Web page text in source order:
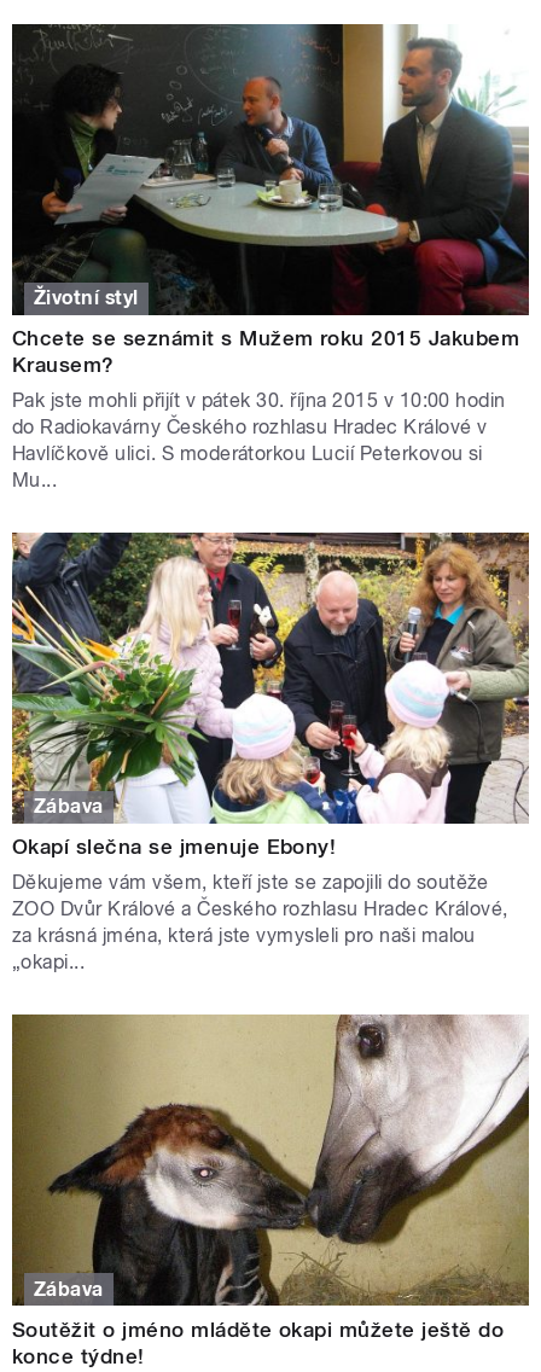
Životní styl
Chcete se seznámit s Mužem roku 2015 Jakubem
Krausem?
Pak jste mohli přijít v pátek 30. října 2015 v 10:00 hodin
do Radiokavárny Českého rozhlasu Hradec Králové v
Havlíčkově ulici. S moderátorkou Lucií Peterkovou si
Mu...
Zábava
Okapí slečna se jmenuje Ebony!
Děkujeme vám všem, kteří jste se zapojili do soutěže
ZOO Dvůr Králové a Českého rozhlasu Hradec Králové,
za krásná jména, která jste vymysleli pro naši malou
„okapi...
Zábava
Soutěžit o jméno mláděte okapi můžete ještě do
konce týdne!